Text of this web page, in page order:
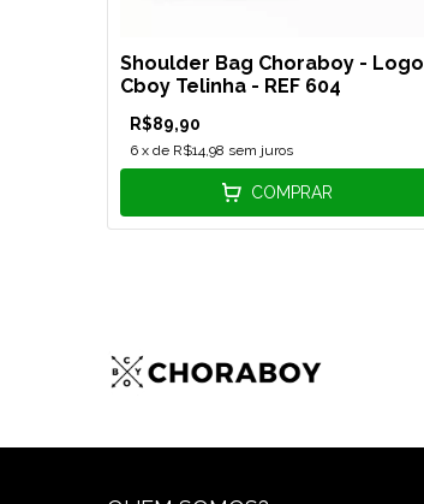
Shoulder Bag Choraboy - Logo
Cboy Telinha - REF 604
R$89,90
6 x de R$14,98 sem juros
COMPRAR